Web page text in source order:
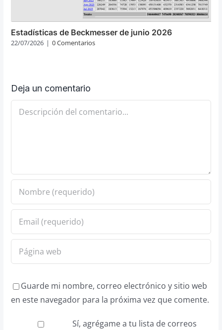
Estadísticas de Beckmesser de junio 2026
22/07/2026 | 0 Comentarios
Deja un comentario
Comentario
Guarde mi nombre, correo electrónico y sitio web
en este navegador para la próxima vez que comente.
Sí, agrégame a tu lista de correos